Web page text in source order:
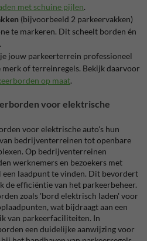
met schuine pijlen.
(bijvoorbeeld 2 parkeervakken)
te markeren. Dit scheelt borden én
jouw parkeerterrein professioneel
of terreinregels. Bekijk daarvoor
op maat.
voor elektrische
voor elektrische auto's hun
bedrijventerreinen tot openbare
Op bedrijventerreinen
werknemers en bezoekers met
laadpunt te vinden. Dit bevordert
de efficiëntie van het parkeerbeheer.
zoals 'bord elektrisch laden' voor
wat bijdraagt aan een
van parkeerfaciliteiten. In
een duidelijke aanwijzing voor